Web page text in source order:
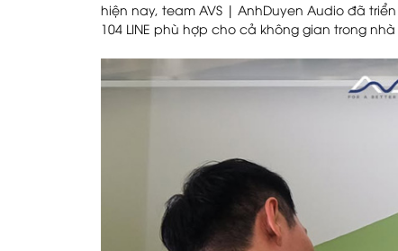
hiện nay, team AVS | AnhDuyen Audio đã
104 LINE phù hợp cho cả không gian trong